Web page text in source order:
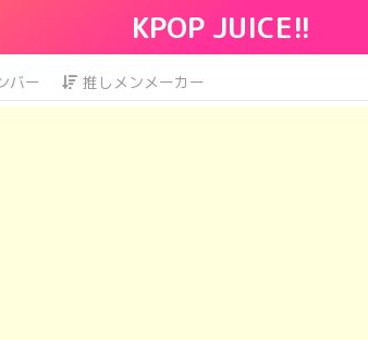
KPOP JUICE!!
バー 推しメンメーカー